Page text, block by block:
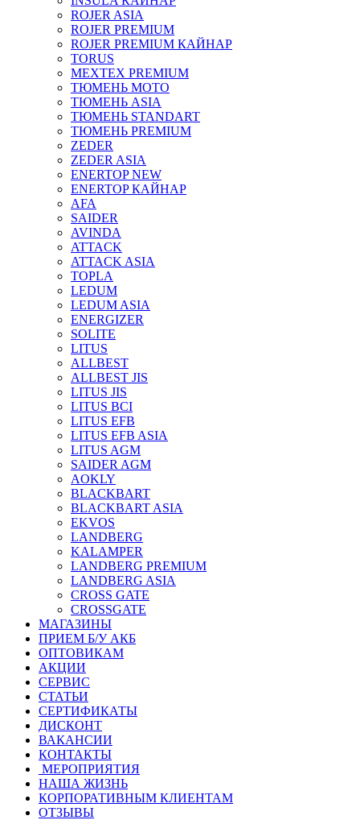
ROJER ASIA
ROJER PREMIUM
ROJER PREMIUM КАЙНАР
TORUS
MEXTEX PREMIUM
ТЮМЕНЬ МОТО
ТЮМЕНЬ ASIA
ТЮМЕНЬ STANDART
ТЮМЕНЬ PREMIUM
ZEDER
ZEDER ASIA
ENERTOP NEW
ENERTOP КАЙНАР
AFA
SAIDER
AVINDA
ATTACK
ATTACK ASIA
TOPLA
LEDUM
LEDUM ASIA
ENERGIZER
SOLITE
LITUS
ALLBEST
ALLBEST JIS
LITUS JIS
LITUS BCI
LITUS EFB
LITUS EFB ASIA
LITUS AGM
SAIDER AGM
AOKLY
BLACKBART
BLACKBART ASIA
EKVOS
LANDBERG
KALAMPER
LANDBERG PREMIUM
LANDBERG ASIA
CROSS GATE
CROSSGATE
МАГАЗИНЫ
ПРИЕМ Б/У АКБ
ОПТОВИКАМ
АКЦИИ
СЕРВИС
СТАТЬИ
СЕРТИФИКАТЫ
ДИСКОНТ
ВАКАНСИИ
КОНТАКТЫ
МЕРОПРИЯТИЯ
НАША ЖИЗНЬ
КОРПОРАТИВНЫМ КЛИЕНТАМ
ОТЗЫВЫ